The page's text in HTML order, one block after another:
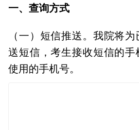
一、查询方式
（一）短信推送。我院将
送短信，考生接收短信的手
使用的手机号。